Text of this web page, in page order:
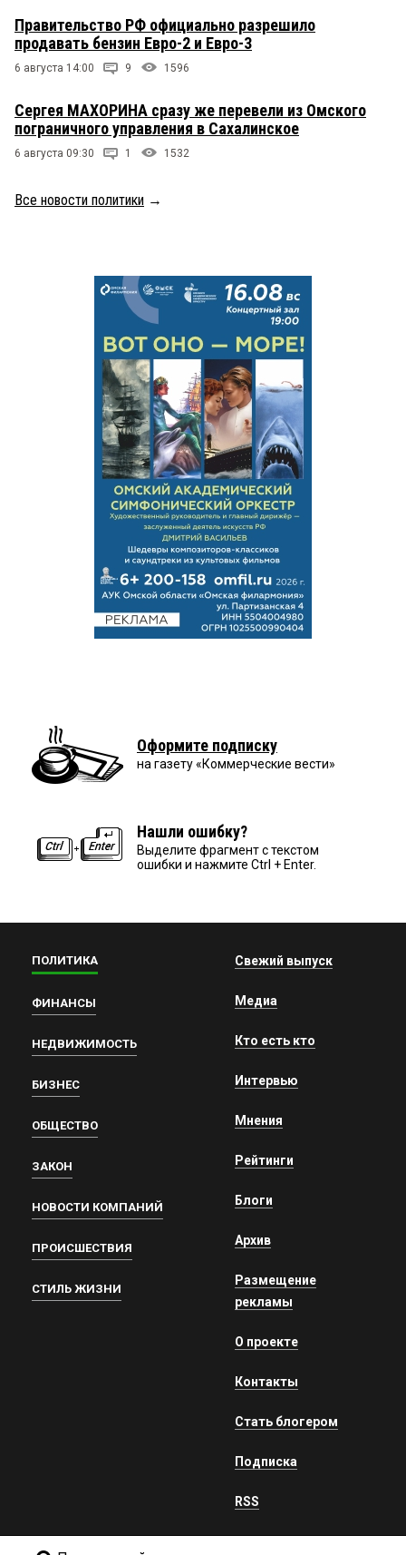
Правительство РФ официально разрешило
продавать бензин Евро-2 и Евро-3
6 августа 14:00 9 1596
Сергея МАХОРИНА сразу же перевели из Омского
пограничного управления в Сахалинское
6 августа 09:30 1 1532
Все новости политики →
Оформите подписку
на газету «Коммерческие вести»
Нашли ошибку?
Выделите фрагмент с текстом
ошибки и нажмите Ctrl + Enter.
ПОЛИТИКА
ФИНАНСЫ
НЕДВИЖИМОСТЬ
БИЗНЕС
ОБЩЕСТВО
ЗАКОН
НОВОСТИ КОМПАНИЙ
ПРОИСШЕСТВИЯ
СТИЛЬ ЖИЗНИ
Свежий выпуск
Медиа
Кто есть кто
Интервью
Мнения
Рейтинги
Блоги
Архив
Размещение
рекламы
О проекте
Контакты
Стать блогером
Подписка
RSS